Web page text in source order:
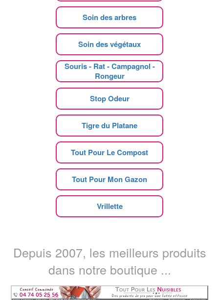
Soin des arbres
Soin des végétaux
Souris - Rat - Campagnol -
Rongeur
Stop Odeur
Tigre du Platane
Tout Pour Le Compost
Tout Pour Mon Gazon
Vrillette
Depuis 2007, les meilleurs produits
dans notre boutique ...